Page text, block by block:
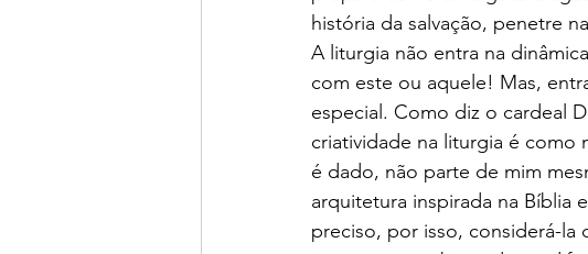
história da salvação, penetre
A liturgia não entra na
com este ou aquele! Mas,
especial. Como diz o cardeal
criatividade na liturgia é como
é dado, não parte de mim
arquitetura inspirada na Bíblia
preciso, por isso, considerá-la